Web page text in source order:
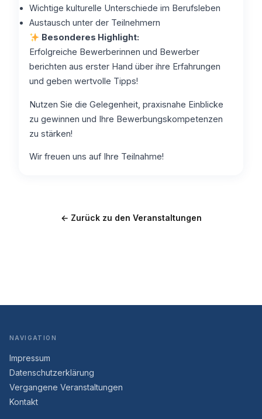
Wichtige kulturelle Unterschiede im Berufsleben
Austausch unter der Teilnehmern
Besonderes Highlight:
Erfolgreiche Bewerberinnen und Bewerber
berichten aus erster Hand über ihre Erfahrungen
und geben wertvolle Tipps!
Nutzen Sie die Gelegenheit, praxisnahe Einblicke
zu gewinnen und Ihre Bewerbungskompetenzen
zu stärken!
Wir freuen uns auf Ihre Teilnahme!
← Zurück zu den Veranstaltungen
NAVIGATION
Impressum
Datenschutzerklärung
Vergangene Veranstaltungen
Kontakt